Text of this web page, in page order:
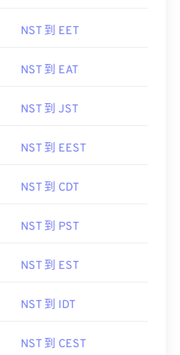
NST 到 EET
NST 到 EAT
NST 到 JST
NST 到 EEST
NST 到 CDT
NST 到 PST
NST 到 EST
NST 到 IDT
NST 到 CEST